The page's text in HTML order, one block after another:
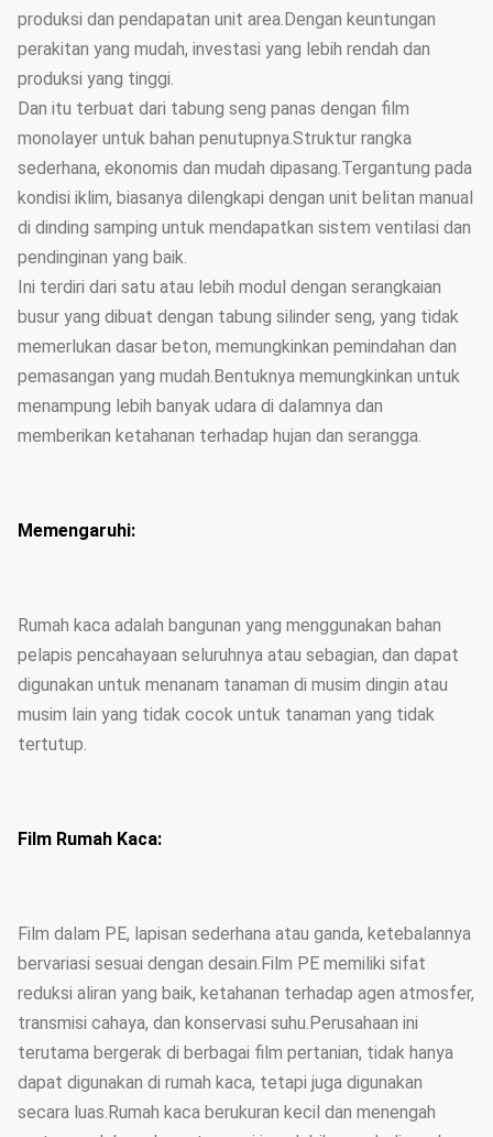
produksi dan pendapatan unit area.Dengan keuntungan
perakitan yang mudah, investasi yang lebih rendah dan
produksi yang tinggi.
Dan itu terbuat dari tabung seng panas dengan film
monolayer untuk bahan penutupnya.Struktur rangka
sederhana, ekonomis dan mudah dipasang.Tergantung pada
kondisi iklim, biasanya dilengkapi dengan unit belitan manual
di dinding samping untuk mendapatkan sistem ventilasi dan
pendinginan yang baik.
Ini terdiri dari satu atau lebih modul dengan serangkaian
busur yang dibuat dengan tabung silinder seng, yang tidak
memerlukan dasar beton, memungkinkan pemindahan dan
pemasangan yang mudah.Bentuknya memungkinkan untuk
menampung lebih banyak udara di dalamnya dan
memberikan ketahanan terhadap hujan dan serangga.
Memengaruhi:
Rumah kaca adalah bangunan yang menggunakan bahan
pelapis pencahayaan seluruhnya atau sebagian, dan dapat
digunakan untuk menanam tanaman di musim dingin atau
musim lain yang tidak cocok untuk tanaman yang tidak
tertutup.
Film Rumah Kaca:
Film dalam PE, lapisan sederhana atau ganda, ketebalannya
bervariasi sesuai dengan desain.Film PE memiliki sifat
reduksi aliran yang baik, ketahanan terhadap agen atmosfer,
transmisi cahaya, dan konservasi suhu.Perusahaan ini
terutama bergerak di berbagai film pertanian, tidak hanya
dapat digunakan di rumah kaca, tetapi juga digunakan
secara luas.Rumah kaca berukuran kecil dan menengah